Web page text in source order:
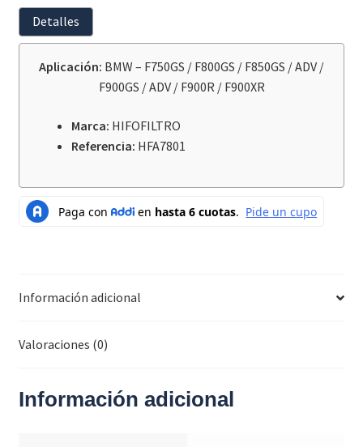
BMW
F750GS
F800GS
/
cantidad
Detalles
Aplicación: BMW – F750GS / F800GS / F850GS / ADV /
F900GS / ADV / F900R / F900XR
Marca: HIFOFILTRO
Referencia: HFA7801
Información adicional
Valoraciones (0)
Información adicional